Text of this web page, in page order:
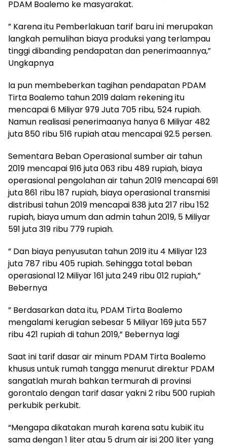
PDAM Boalemo ke masyarakat.
” Karena itu Pemberlakuan tarif baru ini merupakan
langkah pemulihan biaya produksi yang terlampau
tinggi dibanding pendapatan dan penerimaannya,”
Ungkapnya
Ia pun membeberkan tagihan pendapatan PDAM
Tirta Boalemo tahun 2019 dalam rekening itu
mencapai 6 Miliyar 979 Juta 705 ribu, 524 rupiah.
Namun realisasi penerimaanya hanya 6 Miliyar 482
juta 850 ribu 516 rupiah atau mencapai 92.5 persen.
Sementara Beban Operasional sumber air tahun
2019 mencapai 916 juta 063 ribu 489 rupiah, biaya
operasional pengolahan air tahun 2019 mencapai 691
juta 861 ribu 187 rupiah, biaya operasional transmisi
distribusi tahun 2019 mencapai 838 juta 217 ribu 152
rupiah, biaya umum dan admin tahun 2019, 5 Miliyar
591 juta 319 ribu 779 rupiah.
” Dan biaya penyusutan tahun 2019 itu 4 Miliyar 123
juta 787 ribu 405 rupiah. Sehingga total beban
operasional 12 Miliyar 161 juta 249 ribu 012 rupiah,”
Bebernya
” Berdasarkan data itu, PDAM Tirta Boalemo
mengalami kerugian sebesar 5 Miliyar 169 juta 557
ribu 421 rupiah di tahun 2019,” Bebernya lagi
Saat ini tarif dasar air minum PDAM Tirta Boalemo
khusus untuk rumah tangga menurut direktur PDAM
sangatlah murah bahkan termurah di provinsi
gorontalo dengan tarif dasar yakni 2 ribu 500 rupiah
perkubik perkubit.
“Mengapa dikatakan murah karena satu kubiK itu
sama dengan 1 liter atau 5 drum air isi 200 liter yang